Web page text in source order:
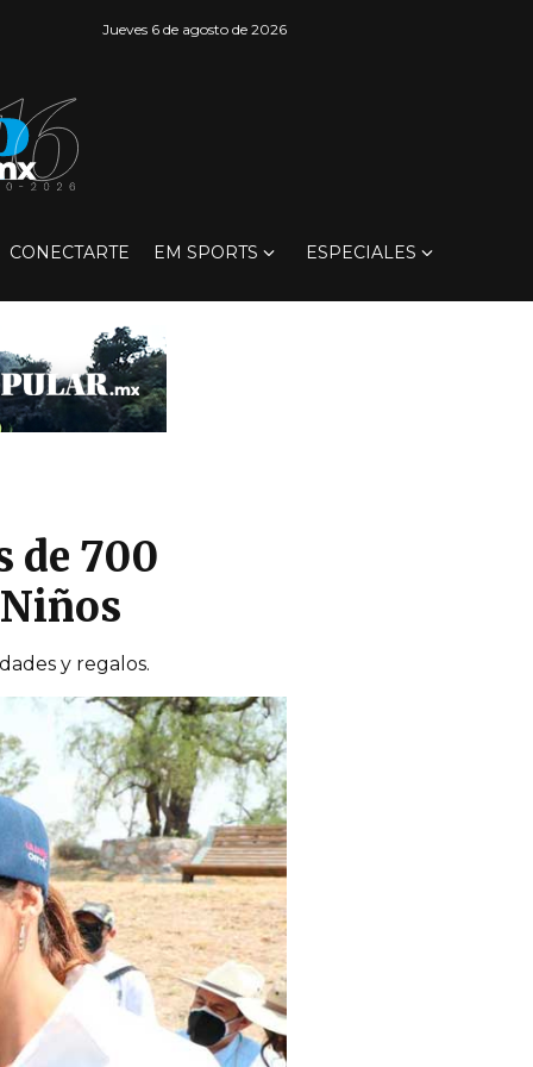
Jueves 6 de agosto de 2026
CONECTARTE EM SPORTS ESPECIALES
de 700
y regalos.